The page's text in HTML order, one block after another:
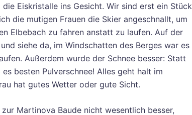
Eiskristalle ins Gesicht. Wir sind erst ein Stück
die mutigen Frauen die Skier angeschnallt, um
Elbebach zu fahren anstatt zu laufen. Auf der
siehe da, im Windschatten des Berges war es
Außerdem wurde der Schnee besser: Statt
besten Pulverschnee! Alles geht halt im
hat gutes Wetter oder gute Sicht.
Martinova Baude nicht wesentlich besser,